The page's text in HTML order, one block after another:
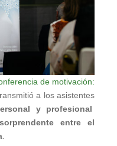
de motivación:
a los asistentes
y profesional
entre el
.